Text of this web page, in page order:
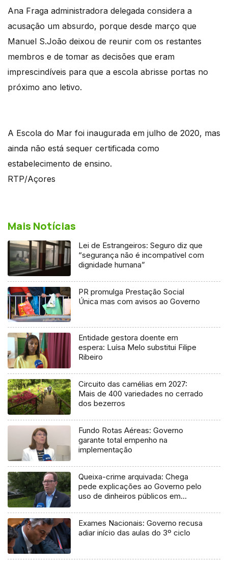
Ana Fraga administradora delegada considera a
acusação um absurdo, porque desde março que
Manuel S.João deixou de reunir com os restantes
membros e de tomar as decisões que eram
imprescindíveis para que a escola abrisse portas no
próximo ano letivo.
A Escola do Mar foi inaugurada em julho de 2020, mas
ainda não está sequer certificada como
estabelecimento de ensino.
RTP/Açores
Mais Notícias
Lei de Estrangeiros: Seguro diz que
“segurança não é incompatível com
dignidade humana”
PR promulga Prestação Social
Única mas com avisos ao Governo
Entidade gestora doente em
espera: Luísa Melo substitui Filipe
Ribeiro
Circuito das camélias em 2027:
Mais de 400 variedades no cerrado
dos bezerros
Fundo Rotas Aéreas: Governo
garante total empenho na
implementação
Queixa-crime arquivada: Chega
pede explicações ao Governo pelo
uso de dinheiros públicos em
Exames Nacionais: Governo recusa
adiar início das aulas do 3º ciclo